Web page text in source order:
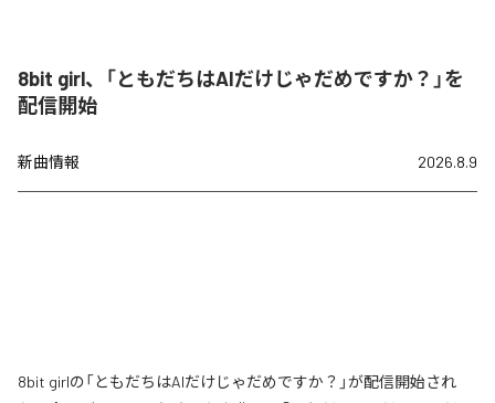
8bit girl、「ともだちはAIだけじゃだめですか？」を
配信開始
新曲情報 2026.8.9
8bit girlの「ともだちはAIだけじゃだめですか？」が配信開始され